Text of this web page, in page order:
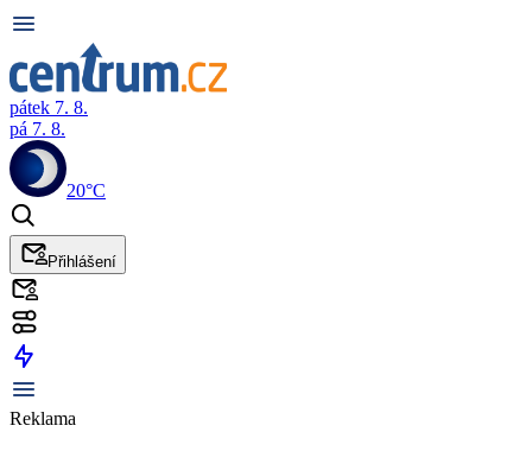
pátek 7. 8.
pá 7. 8.
20°C
Přihlášení
Reklama